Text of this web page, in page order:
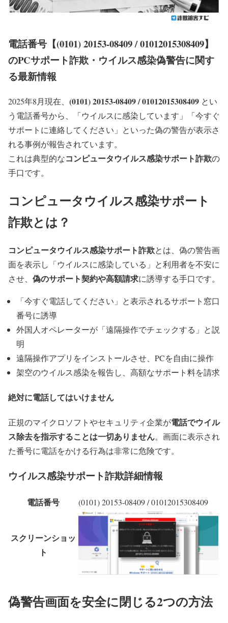
電話番号【(0101) 20153-08409 / 01012015308409】
のPCサポート詐欺・ウイルス感染偽警告に関す
る最新情報
2025年8月現在、 (0101) 20153-08409 / 01012015308409 とい
う電話番号から、
「ウイルスに感染しています」「今すぐ
サポートに連絡してください」 といった偽の警告が表示さ
れる事例が報告されています。
これは典型的なコンピュータウイルス感染サポート詐欺の
手口です。
コンピュータウイルス感染サポート
詐欺とは？
コンピュータウイルス感染サポート詐欺とは、偽の警告画
面を表示し「ウイルスに感染している」と利用者を不安に
させ、 偽のサポート契約や高額請求に誘導する手口です。
「今すぐ電話してください」と表示されるサポート窓口
番号に誘導
外国人オペレーターが「遠隔操作でチェックする」と説
明
遠隔操作アプリをインストールさせ、PCを自由に操作
架空のウイルス感染を報告し、高額なサポート料を請求
絶対に電話してはいけません
正規のマイクロソフトやセキュリティ企業が電話でウイル
ス除去を指示することは一切ありません。画面に表示され
た番号に電話をかける行為は非常に危険です。
ウイルス感染サポート詐欺詳細情報
電話番号 (0101) 20153-08409 / 01012015308409
スクリーンショッ
ト
偽警告画面を安全に閉じる2つの方法